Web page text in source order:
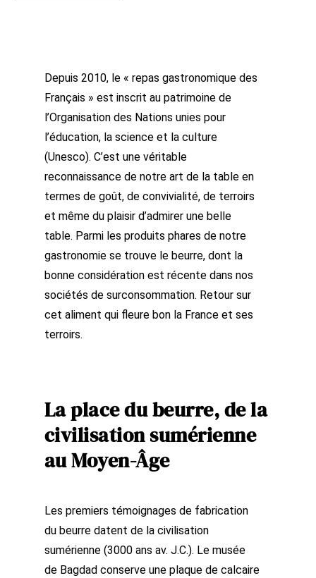
Depuis 2010, le « repas gastronomique des
Français » est inscrit au patrimoine de
l’Organisation des Nations unies pour
l’éducation, la science et la culture
(Unesco). C’est une véritable
reconnaissance de notre art de la table en
termes de goût, de convivialité, de terroirs
et même du plaisir d’admirer une belle
table. Parmi les produits phares de notre
gastronomie se trouve le beurre, dont la
bonne considération est récente dans nos
sociétés de surconsommation. Retour sur
cet aliment qui fleure bon la France et ses
terroirs.
La place du beurre, de la
civilisation sumérienne
au Moyen-Âge
Les premiers témoignages de fabrication
du beurre datent de la civilisation
sumérienne (3000 ans av. J.C.). Le musée
de Bagdad conserve une plaque de calcaire